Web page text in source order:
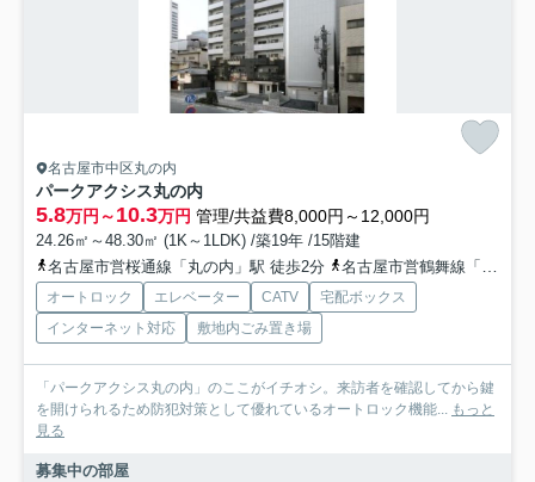
名古屋市中区丸の内
パークアクシス丸の内
5.8万円～10.3万円 管理/共益費8,000円～12,000円
24.26㎡～48.30㎡ (1K～1LDK) /築19年 /15階建
名古屋市営桜通線「丸の内」駅 徒歩2分
名古屋市営鶴舞線「丸の内」駅 徒歩2分
オートロック エレベーター CATV
宅配ボックス
インターネット対応
敷地内ごみ置き場
「パークアクシス丸の内」のここがイチオシ。来訪者を確認してから鍵
を開けられるため防犯対策として優れているオートロック機能... もっと
見る
募集中の部屋